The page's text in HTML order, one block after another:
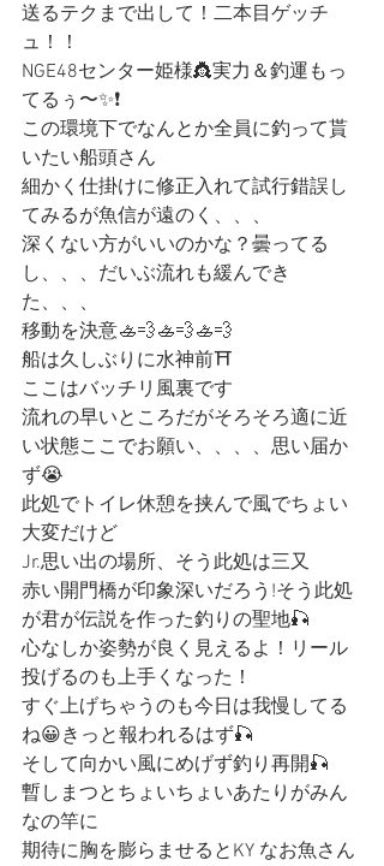
送るテクまで出して！二本目ゲッチ
ュ！！
NGE48センター姫様👸実力＆釣運もっ
てるぅ〜✨❗️
この環境下でなんとか全員に釣って貰
いたい船頭さん
細かく仕掛けに修正入れて試行錯誤し
てみるが魚信が遠のく、、、
深くない方がいいのかな？曇ってる
し、、、だいぶ流れも緩んでき
た、、、
移動を決意🚣💨🚣💨🚣💨
船は久しぶりに水神前⛩
ここはバッチリ風裏です
流れの早いところだがそろそろ適に近
い状態ここでお願い、、、、思い届か
ず😭
此処でトイレ休憩を挟んで風でちょい
大変だけど
Jr.思い出の場所、そう此処は三又
赤い開門橋が印象深いだろう!そう此処
が君が伝説を作った釣りの聖地🎣
心なしか姿勢が良く見えるよ！リール
投げるのも上手くなった！
すぐ上げちゃうのも今日は我慢してる
ね😀きっと報われるはず🎣
そして向かい風にめげず釣り再開🎣
暫しまつとちょいちょいあたりがみん
なの竿に
期待に胸を膨らませるとKY なお魚さん